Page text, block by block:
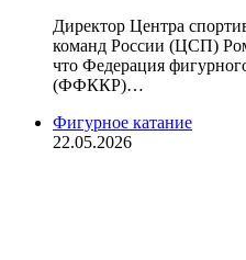
Директор Центра
команд России (ЦСП)
что Федерация
(ФФККР)…
Фигурное катание
22.05.2026